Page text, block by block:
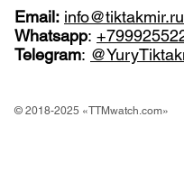
Email: info@tiktakmir.ru
Whatsapp:
Telegram:
© 2018-2025 «TTMwatch.com»